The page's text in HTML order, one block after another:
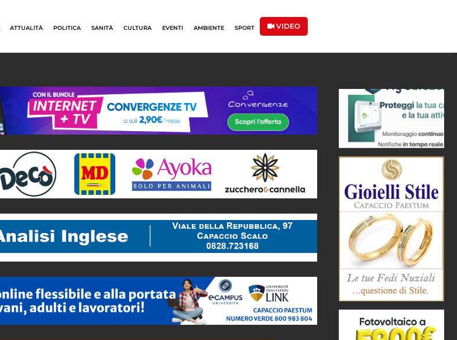
ATTUALITÀ POLITICA SANITÀ CULTURA EVENTI AMBIENTE SPORT VIDEO